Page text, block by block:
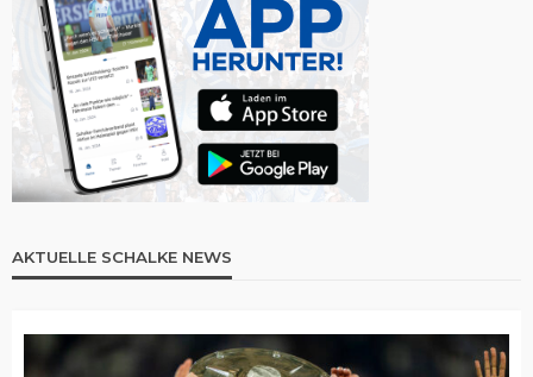
AKTUELLE SCHALKE NEWS